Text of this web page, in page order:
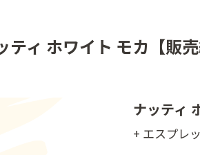
ィ ホワイト モカ【販売
ナッティ
+ エスプレ